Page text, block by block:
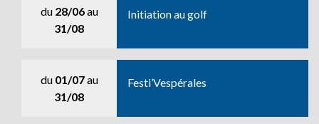
du 28/06au
31/08
Initiation au golf
du 01/07au
31/08
Festi’Vespérales